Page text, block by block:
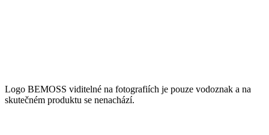
Logo BEMOSS viditelné na fotografiích je pouze vodoznak a na
skutečném produktu se nenachází.